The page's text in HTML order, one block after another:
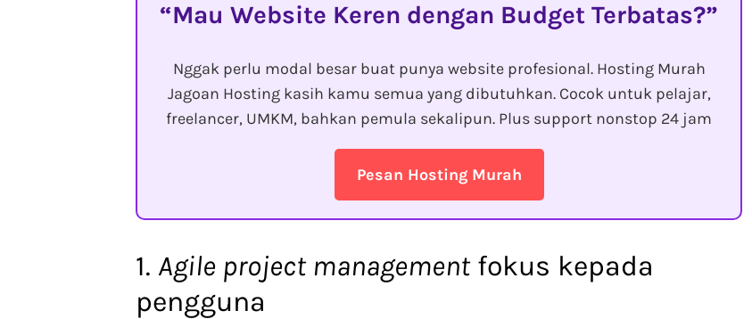
Mau Website Keren dengan Budget Terbatas?
Nggak perlu modal besar buat punya website profesional. Hosting Murah
Jagoan Hosting kasih kamu semua yang dibutuhkan. Cocok untuk pelajar,
freelancer, UMKM, bahkan pemula sekalipun. Plus support nonstop 24 jam
Pesan Hosting Murah
1. Agile project managementfokus kepada
pengguna